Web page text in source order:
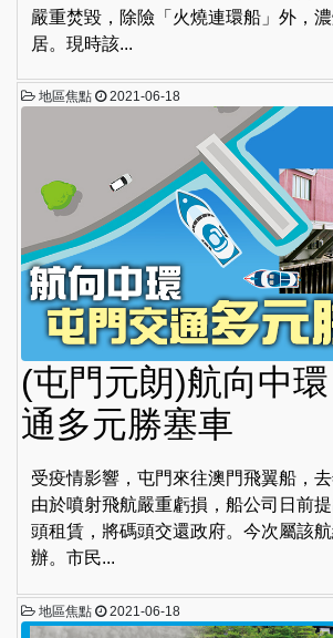
嚴重焚毀，除險「火燒連環船」外，
居。現時該...
地區焦點 2021-06-18
(屯門元朗)航向中
通多元勝塞車
受疫情影響，屯門來往澳門飛翼船，去
由於噴射飛航嚴重虧損，船公司日前
頭租賃，將碼頭交還政府。今次屬該
辦。市民...
地區焦點 2021-06-18